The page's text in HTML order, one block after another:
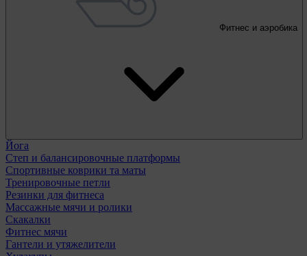
Фитнес и аэробика
Йога
Степ и балансировочные платформы
Спортивные коврики та маты
Тренировочные петли
Резинки для фитнеса
Массажные мячи и ролики
Скакалки
Фитнес мячи
Гантели и утяжелители